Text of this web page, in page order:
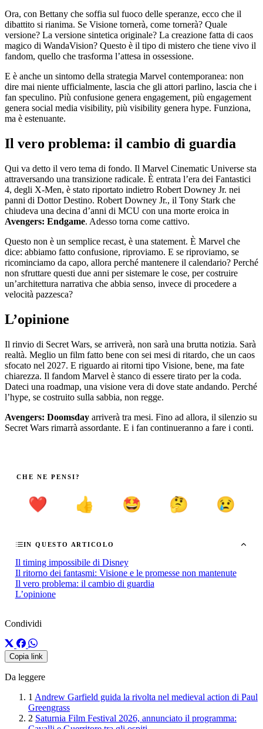
Ora, con Bettany che soffia sul fuoco delle speranze, ecco che il
dibattito si rianima. Se Visione tornerà, come tornerà? Quale
versione? La versione sintetica originale? La creazione fatta di caos
magico di WandaVision? Questo è il tipo di mistero che tiene vivo il
fandom, quello che trasforma l’attesa in ossessione.
E è anche un sintomo della strategia Marvel contemporanea: non
dire mai niente ufficialmente, lascia che gli attori parlino, lascia che i
fan speculino. Più confusione genera engagement, più engagement
genera social media visibility, più visibility genera hype. Funziona,
ma è estenuante.
Il vero problema: il cambio di guardia
Qui va detto il vero tema di fondo. Il Marvel Cinematic Universe sta
attraversando una transizione radicale. È entrata l’era dei Fantastici
4, degli X-Men, è stato riportato indietro Robert Downey Jr. nei
panni di Dottor Destino. Robert Downey Jr., il Tony Stark che
chiudeva una decina d’anni di MCU con una morte eroica in
Avengers: Endgame. Adesso torna come cattivo.
Questo non è un semplice recast, è una statement. È Marvel che
dice: abbiamo fatto confusione, riproviamo. E se riproviamo, se
ricominciamo da capo, allora perché mantenere il calendario? Perché
non sfruttare questi due anni per sistemare le cose, per costruire
un’architettura narrativa che abbia senso, invece di procedere a
velocità pazzesca?
L’opinione
Il rinvio di Secret Wars, se arriverà, non sarà una brutta notizia. Sarà
realtà. Meglio un film fatto bene con sei mesi di ritardo, che un caos
sfocato nel 2027. E riguardo ai ritorni tipo Visione, bene, ma fate
chiarezza. Il fandom Marvel è stanco di essere tirato per la coda.
Dateci una roadmap, una visione vera di dove state andando. Perché
l’hype, se costruito sulla sabbia, non regge.
Avengers: Doomsday arriverà tra mesi. Fino ad allora, il silenzio su
Secret Wars rimarrà assordante. E i fan continueranno a fare i conti.
CHE NE PENSI?
❤️ 👍 🤩 🤔 😢
IN QUESTO ARTICOLO
Il timing impossibile di Disney
Il ritorno dei fantasmi: Visione e le promesse non mantenute
Il vero problema: il cambio di guardia
L’opinione
Condividi
Copia link
Da leggere
1 Andrew Garfield guida la rivolta nel medieval action di Paul
Greengrass
2 Saturnia Film Festival 2026, annunciato il programma: